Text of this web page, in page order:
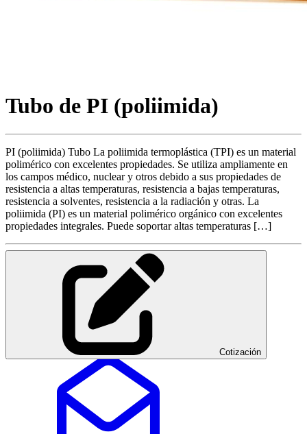
Tubo de PI (poliimida)
PI (poliimida) Tubo La poliimida termoplástica (TPI) es un material
polimérico con excelentes propiedades. Se utiliza ampliamente en
los campos médico, nuclear y otros debido a sus propiedades de
resistencia a altas temperaturas, resistencia a bajas temperaturas,
resistencia a solventes, resistencia a la radiación y otras. La
poliimida (PI) es un material polimérico orgánico con excelentes
propiedades integrales. Puede soportar altas temperaturas […]
Cotización